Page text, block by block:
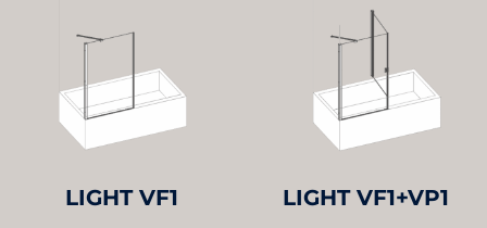
LIGHT VF1 LIGHT VF1+VP1